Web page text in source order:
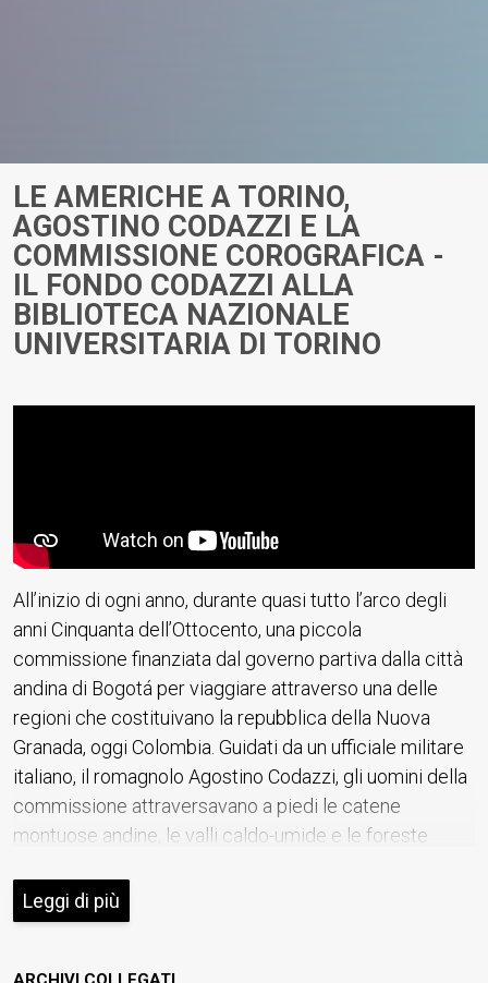
LE AMERICHE A TORINO,
AGOSTINO CODAZZI E LA
COMMISSIONE COROGRAFICA -
IL FONDO CODAZZI ALLA
BIBLIOTECA NAZIONALE
UNIVERSITARIA DI TORINO
All’inizio di ogni anno, durante quasi tutto l’arco degli
anni Cinquanta dell’Ottocento, una piccola
commissione finanziata dal governo partiva dalla città
andina di Bogotá per viaggiare attraverso una delle
regioni che costituivano la repubblica della Nuova
Granada, oggi Colombia. Guidati da un ufficiale militare
italiano, il romagnolo Agostino Codazzi, gli uomini della
commissione attraversavano a piedi le catene
montuose andine, le valli caldo-umide e le foreste
strumenti di misurazione di cui disponevano si
rompevano spesso e più di una volta si ritrovarono
Leggi di più